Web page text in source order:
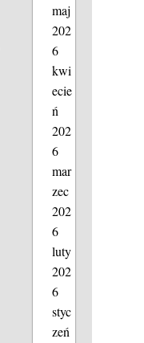
maj
202
6
kwi
ecie
ń
202
6
mar
zec
202
6
luty
202
6
styc
zeń